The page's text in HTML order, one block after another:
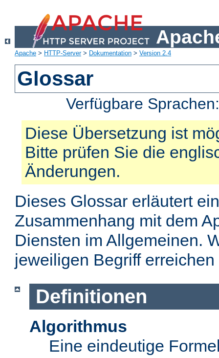
Apache > HTTP-Server> Dokumentation > Version 2.4
Glossar
Verfügbare
Diese Übersetzung ist
Bitte prüfen Sie die
Änderungen.
Dieses Glossar erläutert
Zusammenhang mit dem
Diensten im Allgemeinen.
jeweiligen Begriff
Definitionen
Algorithmus
Eine eindeutige